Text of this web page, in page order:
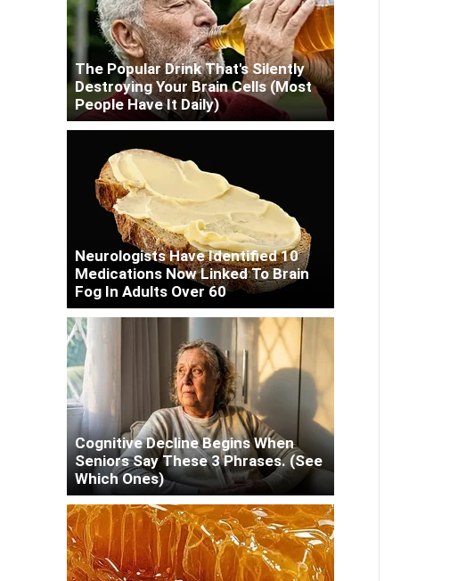
The Popular Drink That's Silently
Destroying Your Brain Cells (Most
People Have It Daily)
Neurologists Have Identified 10
Medications Now Linked To Brain
Fog In Adults Over 60
Cognitive Decline Begins When
Seniors Say These 3 Phrases. (See
Which Ones)